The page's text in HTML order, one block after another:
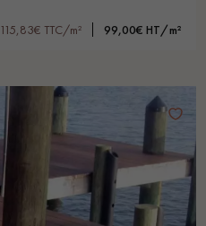
115,83€ TTC/m² 99,00€ HT/m²